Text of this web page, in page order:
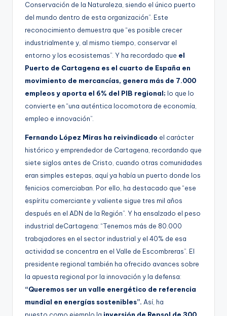
Conservación de la Naturaleza, siendo el único puerto
del mundo dentro de esta organización”. Este
reconocimiento demuestra que “es posible crecer
industrialmente y, al mismo tiempo, conservar el
entorno y los ecosistemas”. Y ha recordado que el
Puerto de Cartagena es el cuarto de España en
movimiento de mercancías, genera más de 7.000
empleos y aporta el 6% del PIB regional; lo que lo
convierte en “una auténtica locomotora de economía,
empleo e innovación”.
Fernando López Miras ha reivindicado el carácter
histórico y emprendedor de Cartagena, recordando que
siete siglos antes de Cristo, cuando otras comunidades
eran simples estepas, aquí ya había un puerto donde los
fenicios comerciaban. Por ello, ha destacado que “ese
espíritu comerciante y valiente sigue tres mil años
después en el ADN de la Región”. Y ha ensalzado el peso
industrial deCartagena: “Tenemos más de 80.000
trabajadores en el sector industrial y el 40% de esa
actividad se concentra en el Valle de Escombreras”. El
presidente regional también ha ofrecido avances sobre
la apuesta regional por la innovación y la defensa:
“Queremos ser un valle energético de referencia
mundial en energías sostenibles”. Así, ha